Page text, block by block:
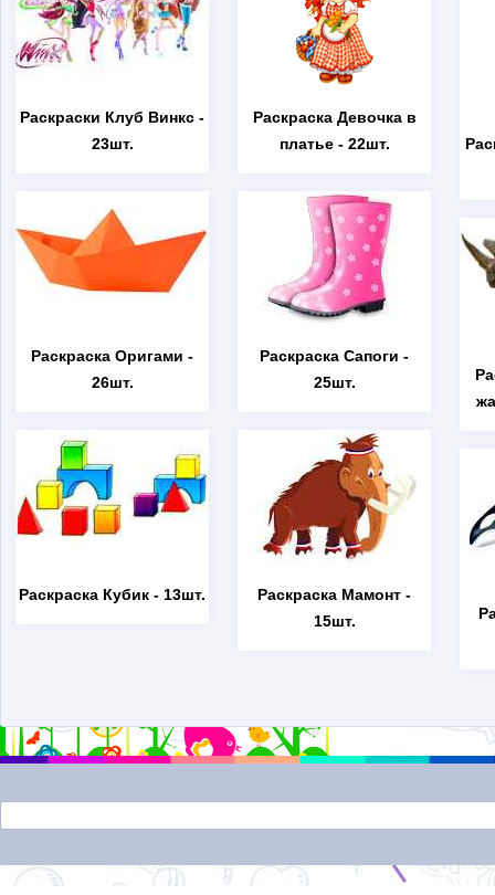
Раскраски Клуб Винкс -
23шт.
Раскраска Оригами -
26шт.
Раскраска Кубик - 13шт.
Раскраска Девочка в
платье- 22шт.
Раскраска Сапоги -
25шт.
Раскраска Мамонт -
15шт.